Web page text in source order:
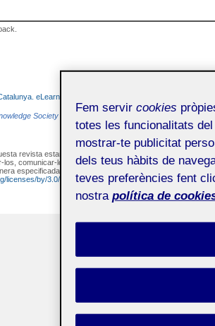
Society Journal és una publicació electrònica
revista estan subjectes –llevat que s'indiqui el contrari–
los, comunicar-los públicament i fer-ne obres derivades
especificada pels autors o per la revista. La llicència
licenses/by/3.0/es/deed.ca.
Fem servir cookies
totes les funcionalitats
mostrar-te publicitat
dels teus hàbits de
teves preferències fent
nostra política de